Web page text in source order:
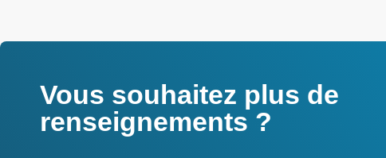
Vous souhaitez plus de
renseignements ?